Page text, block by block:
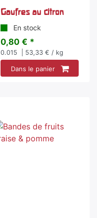
Gaufres au citron
En stock
0,80 € *
0.015 | 53,33 € / kg
Dans le panier